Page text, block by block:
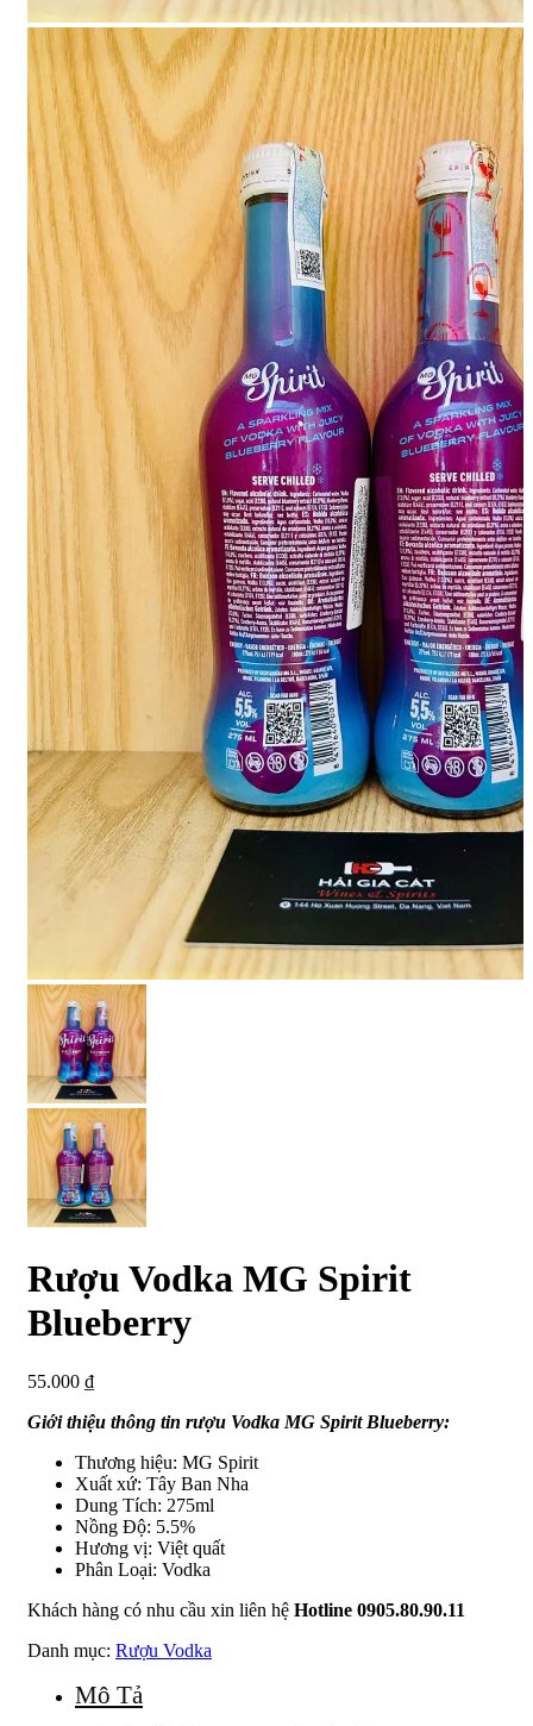
Rượu Vodka MG Spirit
Blueberry
55.000 ₫
Giới thiệu thông tin rượu Vodka MG Spirit Blueberry:
Thương hiệu: MG Spirit
Xuất xứ: Tây Ban Nha
Dung Tích: 275ml
Nồng Độ: 5.5%
Hương vị: Việt quất
Phân Loại: Vodka
Khách hàng có nhu cầu xin liên hệ Hotline 0905.80.90.11
Danh mục: Rượu Vodka
Mô Tả